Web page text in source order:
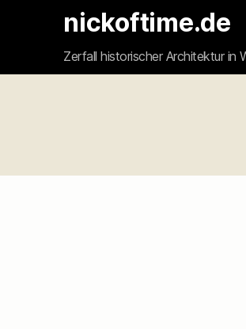
nickoftime.de
Zerfall historischer Architektur in